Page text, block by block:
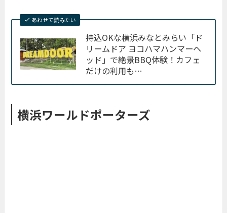
あわせて読みたい
持込OKな横浜みなとみらい「ド
リームドア ヨコハマハンマーヘ
ッド」で絶景BBQ体験！カフェ
だけの利用も…
横浜ワールドポーターズ